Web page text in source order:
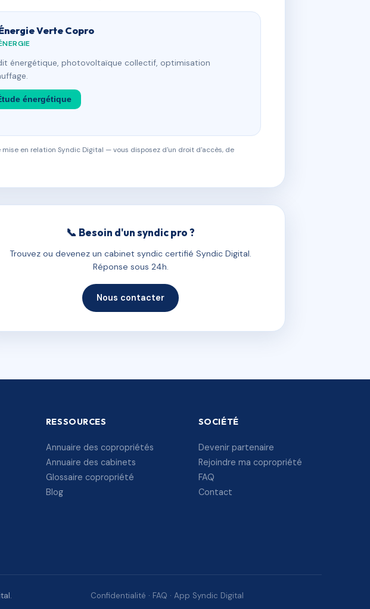
Verte Copro
énergétique, photovoltaïque collectif, optimisation
énergétique
en relation Syndic Digital — vous disposez d'un droit d'accès, de
📞 Besoin d'un syndic pro ?
Trouvez ou devenez un cabinet syndic certifié Syndic Digital.
Réponse sous 24h.
Nous contacter
RESSOURCES
Annuaire des copropriétés
Annuaire des cabinets
Glossaire copropriété
Blog
SOCIÉTÉ
Devenir partenaire
Rejoindre ma copropriété
FAQ
Contact
Confidentialité · FAQ · App Syndic Digital